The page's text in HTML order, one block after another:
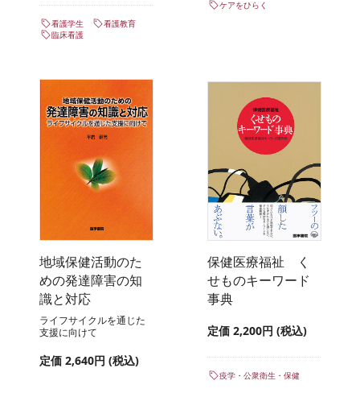
看護学生
看護教育
臨床看護
ケアをひらく
地域保健活動のた
めの発達障害の知
識と対応
ライフサイクルを通じた
支援に向けて
定価 2,640円 (税込)
保健医療福祉 く
せものキーワード
事典
定価 2,200円 (税込)
疫学・公衆衛生・保健